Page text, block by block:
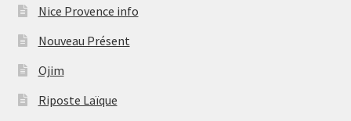
Nice Provence info
Nouveau Présent
Ojim
Riposte Laïque